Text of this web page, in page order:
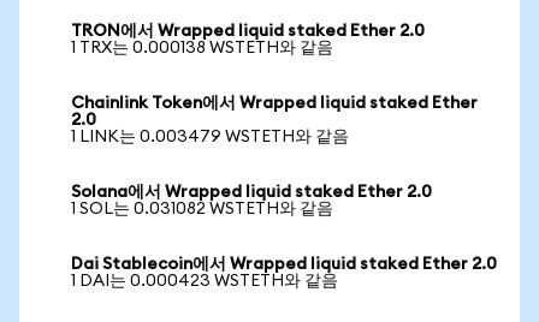
TRON에서 Wrapped liquid staked Ether 2.0
1 TRX는 0.000138 WSTETH와 같음
Chainlink Token에서 Wrapped liquid staked Ether
2.0
1 LINK는 0.003479 WSTETH와 같음
Solana에서 Wrapped liquid staked Ether 2.0
1 SOL는 0.031082 WSTETH와 같음
Dai Stablecoin에서 Wrapped liquid staked Ether 2.0
1 DAI는 0.000423 WSTETH와 같음